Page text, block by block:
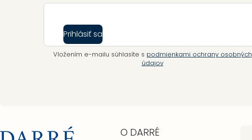
Prihlásiť sa
Vložením e-mailu súhlasíte s podmienkami ochrany osobných
údajov
O DARRÉ